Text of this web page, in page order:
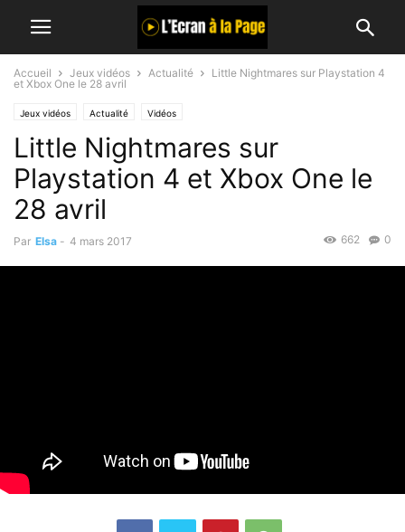
Accueil Jeux vidéos Actualité
Little Nightmares sur Playstation 4
et Xbox One le 28 avril
Jeux vidéos Actualité Vidéos
Little Nightmares sur
Playstation 4 et Xbox One le
28 avril
Par Elsa - 4 mars 2017 0
662